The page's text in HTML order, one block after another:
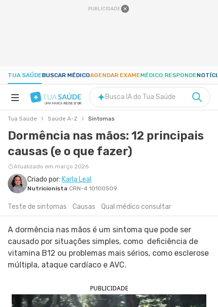
PUBLICIDADE
TUA SAÚDEBUSCAR MÉDICOAGENDAR EXAMEMÉDICO RESPONDE
NUTRIÇÃO
GRAVIDEZ
BEM-ESTAR
SIGA O TUA SAÚDE NAS REDES SOCIAIS
UMA MARCA REDE D'OR
Busca IA do Tua Saúde
Tua Saúde Saúde A-Z Sintomas
Dormência nas mãos: 12 principais
causas (e o que fazer)
Atualizado em março 2026
Criado por: Karla Leal
Nutricionista CRN-4 10100509
Teste de sintomas Causas Qual médico consultar
A dormência nas mãos é um sintoma que pode ser
causado por situações simples, como deficiência de
vitamina B12 ou problemas mais sérios, como esclerose
múltipla, ataque cardíaco e AVC.
PUBLICIDADE